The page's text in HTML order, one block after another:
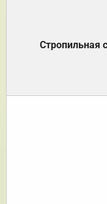
Стропильная